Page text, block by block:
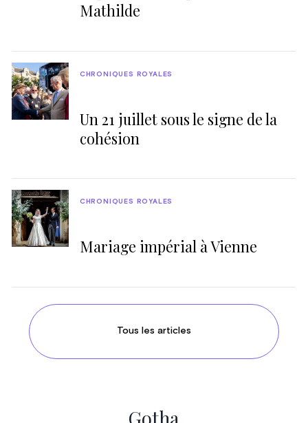
Mathilde
Un 21 juillet sous le signe de la
cohésion
CHRONIQUES ROYALES
Mariage impérial à Vienne
CHRONIQUES ROYALES
Tous les articles